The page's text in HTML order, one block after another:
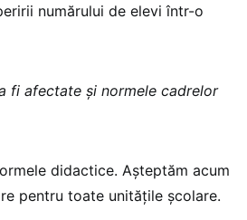
numărului de elevi într-o
fi afectate și normele cadrelor
didactice. Așteptăm acum
pentru toate unitățile școlare.